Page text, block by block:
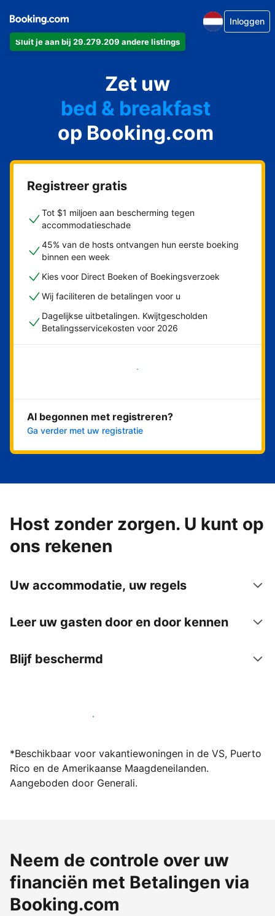
Sluit je aan bij 29.279.209 andere listings
Inloggen
Zet
wat u maar wilt
op Booking.com
Registreer gratis
Tot $1 miljoen aan bescherming tegen
accommodatieschade
45% van de hosts ontvangen hun eerste boeking
binnen een week
Kies voor Direct Boeken of Boekingsverzoek
Wij faciliteren de betalingen voor u
Dagelijkse uitbetalingen. Kwijtgescholden
Betalingsservicekosten voor 2026
Nu meteen beginnen
Al begonnen met registreren?
Ga verder met uw registratie
Host zonder zorgen. U kunt op
ons rekenen
Uw accommodatie, uw regels
Leer uw gasten door en door kennen
Blijf beschermd
Word vandaag nog host bij ons
*Beschikbaar voor vakantiewoningen in de VS, Puerto
Rico en de Amerikaanse Maagdeneilanden.
Aangeboden door Generali.
Neem de controle over uw
financiën met Betalingen via
Booking.com